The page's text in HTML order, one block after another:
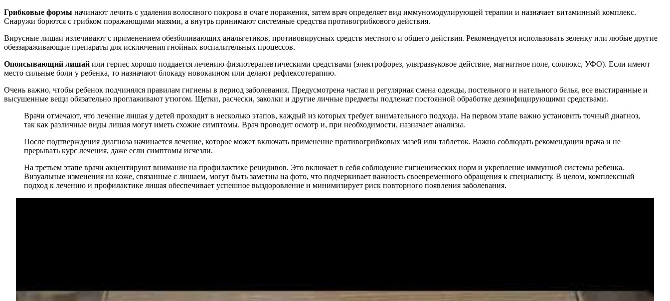
Грибковые формы начинают лечить с удаления волосяного покрова в очаге поражения, затем врач определяет вид иммуномодулирующей терапии и назначает витаминный комплекс.
Снаружи борются с грибком поражающими мазями, а внутрь принимают системные средства противогрибкового действия.
Вирусные лишаи излечивают с применением обезболивающих анальгетиков, противовирусных средств местного и общего действия. Рекомендуется использовать зеленку или любые другие
обеззараживающие препараты для исключения гнойных воспалительных процессов.
Опоясывающий лишай или герпес хорошо поддается лечению физиотерапевтическими средствами (электрофорез, ультразвуковое действие, магнитное поле, соллюкс, УФО). Если имеют
место сильные боли у ребенка, то назначают блокаду новокаином или делают рефлексотерапию.
Очень важно, чтобы ребенок подчинялся правилам гигиены в период заболевания. Предусмотрена частая и регулярная смена одежды, постельного и нательного белья, все выстиранные и
высушенные вещи обязательно проглаживают утюгом. Щетки, расчески, заколки и другие личные предметы подлежат постоянной обработке дезинфицирующими средствами.
Врачи отмечают, что лечение лишая у детей проходит в несколько этапов, каждый из которых требует внимательного подхода. На первом этапе важно установить точный диагноз,
так как различные виды лишая могут иметь схожие симптомы. Врач проводит осмотр и, при необходимости, назначает анализы.
После подтверждения диагноза начинается лечение, которое может включать применение противогрибковых мазей или таблеток. Важно соблюдать рекомендации врача и не
прерывать курс лечения, даже если симптомы исчезли.
На третьем этапе врачи акцентируют внимание на профилактике рецидивов. Это включает в себя соблюдение гигиенических норм и укрепление иммунной системы ребенка.
Визуальные изменения на коже, связанные с лишаем, могут быть заметны на фото, что подчеркивает важность своевременного обращения к специалисту. В целом, комплексный
подход к лечению и профилактике лишая обеспечивает успешное выздоровление и минимизирует риск повторного появления заболевания.